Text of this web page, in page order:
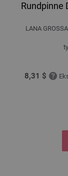
Rundpinne
LANA
8,31 $